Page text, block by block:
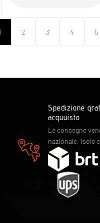
2 3 4 5
Spedizione
acquuisto
Le consegne
nazionale, isole